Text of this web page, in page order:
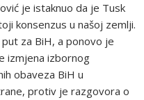
je istaknuo da je Tusk
konsenzus u našoj zemlji.
za BiH, a ponovo je
izmjena izbornog
obaveza BiH u
protiv je razgovora o